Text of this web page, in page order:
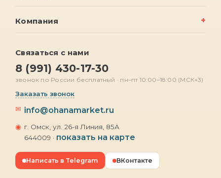
Компания
Связаться с нами
8 (991) 430-17-30
звонок по России бесплатный · пн–пт 10:00–18:00 (МСК+3)
Заказать звонок
✉ info@ohanamarket.ru
◉ г. Омск, ул. 26-я Линия, 85А
644009 · показать на карте
Написать в Telegram ВКонтакте